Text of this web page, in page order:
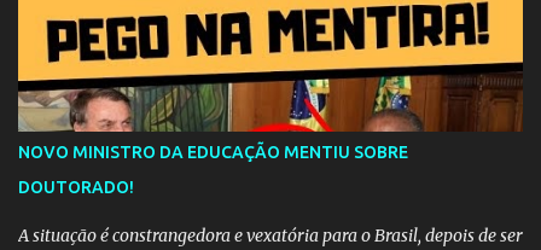
NOVO MINISTRO DA EDUCAÇÃO MENTIU SOBRE
DOUTORADO!
A situação é constrangedora e vexatória para o Brasil, depois de ser